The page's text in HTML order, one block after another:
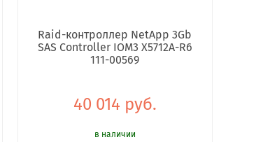
Raid-контроллер NetApp 3Gb
SAS Controller IOM3 X5712A-R6
111-00569
40 014 руб.
в наличии